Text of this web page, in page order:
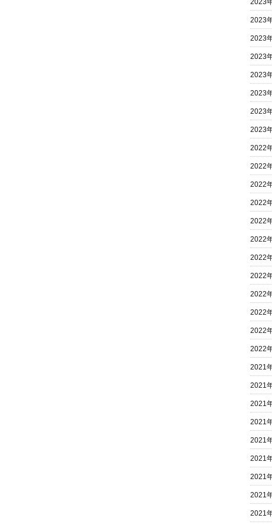
2023
2023
2023
2023
2023
2023
2023
2023
2022
2022
2022
2022
2022
2022
2022
2022
2022
2022
2022
2022
2021
2021
2021
2021
2021
2021
2021
2021
2021